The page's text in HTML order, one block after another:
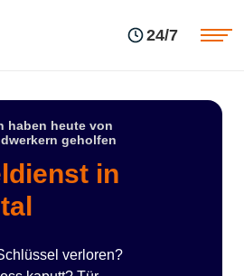
24/7
haben heute von
geholfen
in
verloren?